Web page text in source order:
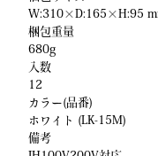
W:310×D:165×H:95
梱包重量
680g
入数
12
カラー(品番)
ホワイト (LK-15M)
備考